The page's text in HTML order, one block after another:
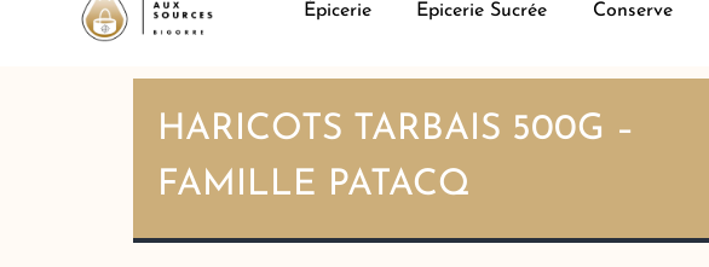
Épicerie Epicerie Sucrée Conserve
HARICOTS TARBAIS 500G –
FAMILLE PATACQ